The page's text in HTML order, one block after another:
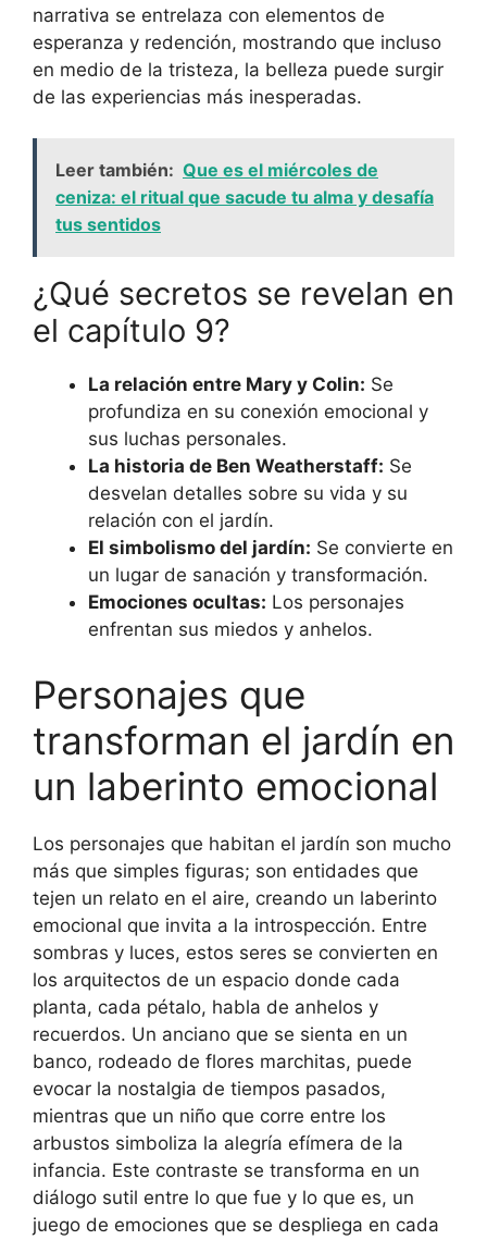
narrativa se entrelaza con elementos de
esperanza y redención, mostrando que incluso
en medio de la tristeza, la belleza puede surgir
de las experiencias más inesperadas.
Leer también: Que es el miércoles de
ceniza: el ritual que sacude tu alma y desafía
tus sentidos
¿Qué secretos se revelan en
el capítulo 9?
La relación entre Mary y Colin: Se
profundiza en su conexión emocional y
sus luchas personales.
La historia de Ben Weatherstaff: Se
desvelan detalles sobre su vida y su
relación con el jardín.
El simbolismo del jardín: Se convierte en
un lugar de sanación y transformación.
Emociones ocultas: Los personajes
enfrentan sus miedos y anhelos.
Personajes que
transforman el jardín en
un laberinto emocional
Los personajes que habitan el jardín son mucho
más que simples figuras; son entidades que
tejen un relato en el aire, creando un laberinto
emocional que invita a la introspección. Entre
sombras y luces, estos seres se convierten en
los arquitectos de un espacio donde cada
planta, cada pétalo, habla de anhelos y
recuerdos. Un anciano que se sienta en un
banco, rodeado de flores marchitas, puede
evocar la nostalgia de tiempos pasados,
mientras que un niño que corre entre los
arbustos simboliza la alegría efímera de la
infancia. Este contraste se transforma en un
diálogo sutil entre lo que fue y lo que es, un
juego de emociones que se despliega en cada